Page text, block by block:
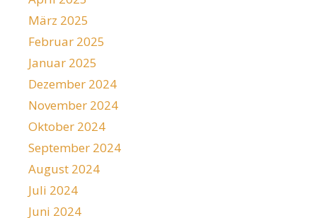
März 2025
Februar 2025
Januar 2025
Dezember 2024
November 2024
Oktober 2024
September 2024
August 2024
Juli 2024
Juni 2024